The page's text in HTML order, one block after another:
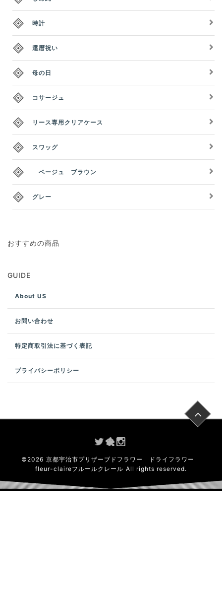
時計
還暦祝い
母の日
コサージュ
リース専用クリアケース
スワッグ
ベージュ ブラウン
グレー
おすすめの商品
GUIDE
About US
お問い合わせ
特定商取引法に基づく表記
プライバシーポリシー
© 2026 京都宇治市プリザーブドフラワー ドライフラワー
fleur-claireフルールクレール All rights reserved.